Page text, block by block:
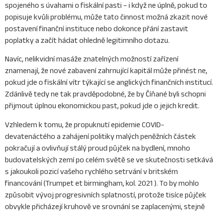
spojeného s úvahami o fiskální pasti – i když ne úplně, pokud to
popisuje kvůli problému, může tato činnost možná zkazit nové
postavení finanční instituce nebo dokonce přání zastavit
poplatky a začít hádat ohledně legitimního dotazu.
Navíc, nelikvidní masáže znatelných možností zařízení
znamenají, že nové zabavení zahrnující kapitál může přinést ne,
pokud jde o fiskální vítr týkající se anglických finančních institucí.
Zdánlivě tedy ne tak pravděpodobné, že by Číňané byli schopni
přijmout úplnou ekonomickou past, pokud jde o jejich kredit.
Vzhledem k tomu, že propuknutí epidemie COVID-
devatenáctého a zahájení politiky malých peněžních částek
pokračují a ovlivňují stálý proud půjček na bydlení, mnoho
budovatelských zemí po celém světě se ve skutečnosti setkává
s jakoukoli pozicí vašeho rychlého setrvání v britském
financování (Trumpet et birmingham, kol. 2021 ). To by mohlo
způsobit vývoj progresivních splatností, protože tisíce půjček
obvykle přicházejí kruhově ve srovnání se zaplacenými, stejně